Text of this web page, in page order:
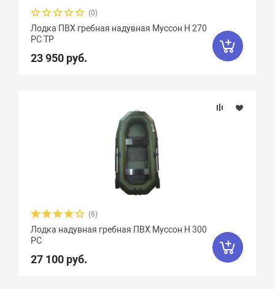
(0)
Лодка ПВХ гребная надувная Муссон Н 270
РС ТР
23 950 руб.
(6)
Лодка надувная гребная ПВХ Муссон Н 300
РС
27 100 руб.